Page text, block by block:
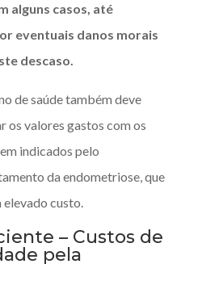
alguns casos, até
eventuais danos morais
descaso.
de saúde também deve
os valores gastos com os
indicados pelo
da endometriose, que
custo.
– Custos de
pela